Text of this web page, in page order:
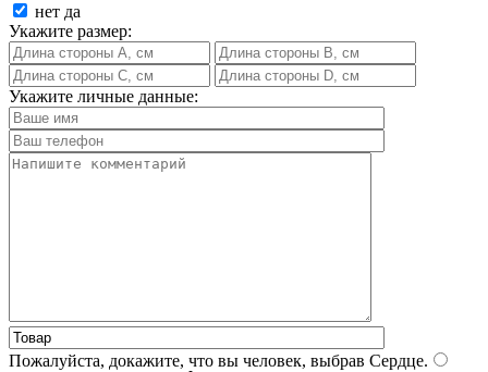
нет да
Укажите размер:
Укажите личные данные:
Пожалуйста, докажите, что вы человек, выбрав Сердце.